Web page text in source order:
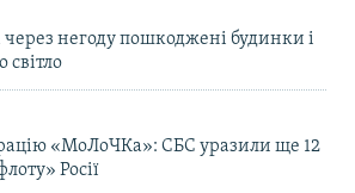
негоду пошкоджені будинки і
світло
«МоЛоЧКа»: СБС уразили ще 12
Росії